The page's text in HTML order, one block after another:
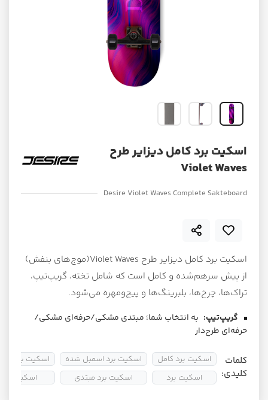
اسکیت برد کامل دیزایر طرح
Violet Waves
Desire Violet Waves Complete Sakteboard
اسکیت برد کامل دیزایر طرح Violet Waves(موج‌های بنفش)
از پیش سرهم‌شده و کامل است که شامل تخته، گریپ‌تیپ،
تراک‌ها، چرخ‌ها، بلبرینگ‌ها و پیج‌ومهره می‌شود.
گریپ‌تیپ: به انتخاب شما؛ مبتدی مشکی/حرفه‌ای مشکی/
حرفه‌ای طرح‌دار
کلمات
کلیدی:
اسکیت برد کامل
اسکیت برد
اسکیت برد اسمبل شده
اسکیت برد مبتدی
اسکیت برد
اسکیتبرد